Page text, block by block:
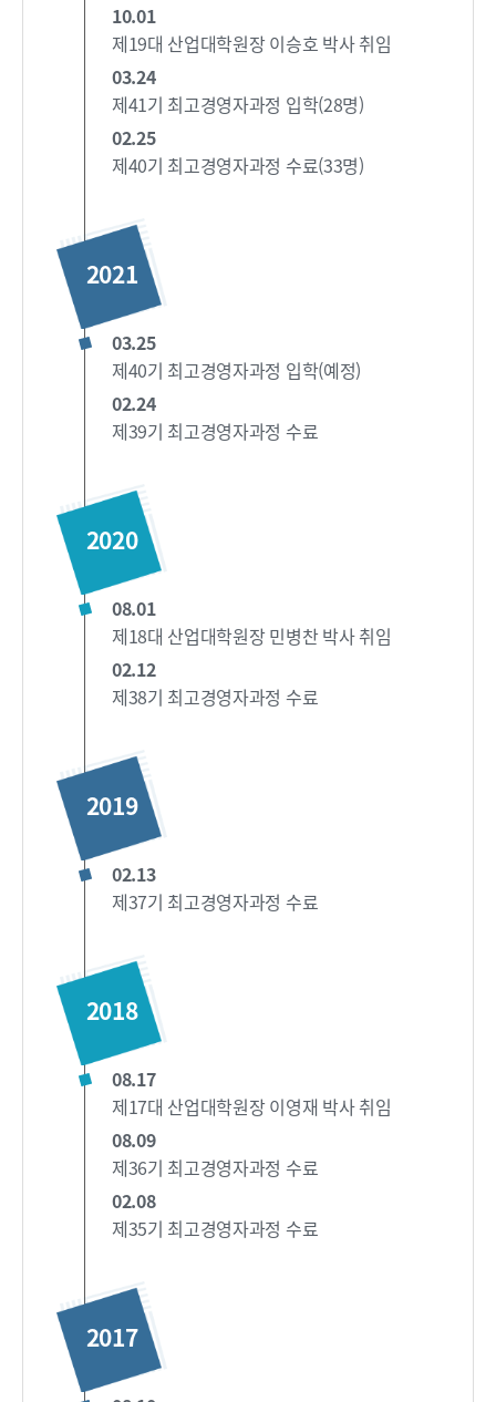
10.01
제19대 산업대학원장 이승호 박사 취임
03.24
제41기 최고경영자과정 입학(28명)
02.25
제40기 최고경영자과정 수료(33명)
2021
03.25
제40기 최고경영자과정 입학(예정)
02.24
제39기 최고경영자과정 수료
2020
08.01
제18대 산업대학원장 민병찬 박사 취임
02.12
제38기 최고경영자과정 수료
2019
02.13
제37기 최고경영자과정 수료
2018
08.17
제17대 산업대학원장 이영재 박사 취임
08.09
제36기 최고경영자과정 수료
02.08
제35기 최고경영자과정 수료
2017